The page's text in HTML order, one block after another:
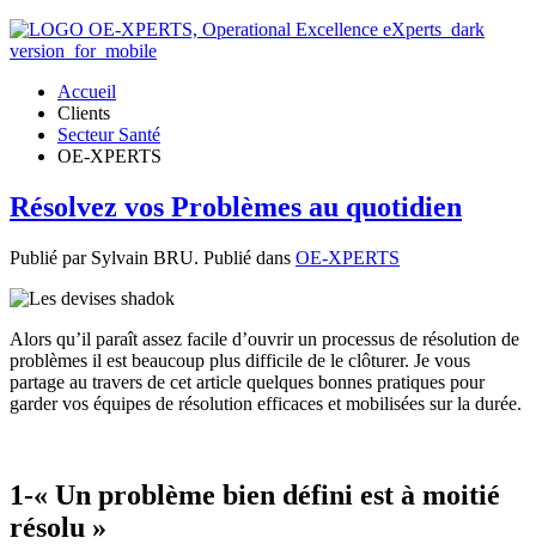
Accueil
Clients
Secteur Santé
OE-XPERTS
Résolvez vos Problèmes au quotidien
Publié par Sylvain BRU. Publié dans OE-XPERTS
Alors qu’il paraît assez facile d’ouvrir un processus de résolution de
problèmes il est beaucoup plus difficile de le clôturer. Je vous
partage au travers de cet article quelques bonnes pratiques pour
garder vos équipes de résolution efficaces et mobilisées sur la durée.
1-« Un problème bien défini est à moitié
résolu »